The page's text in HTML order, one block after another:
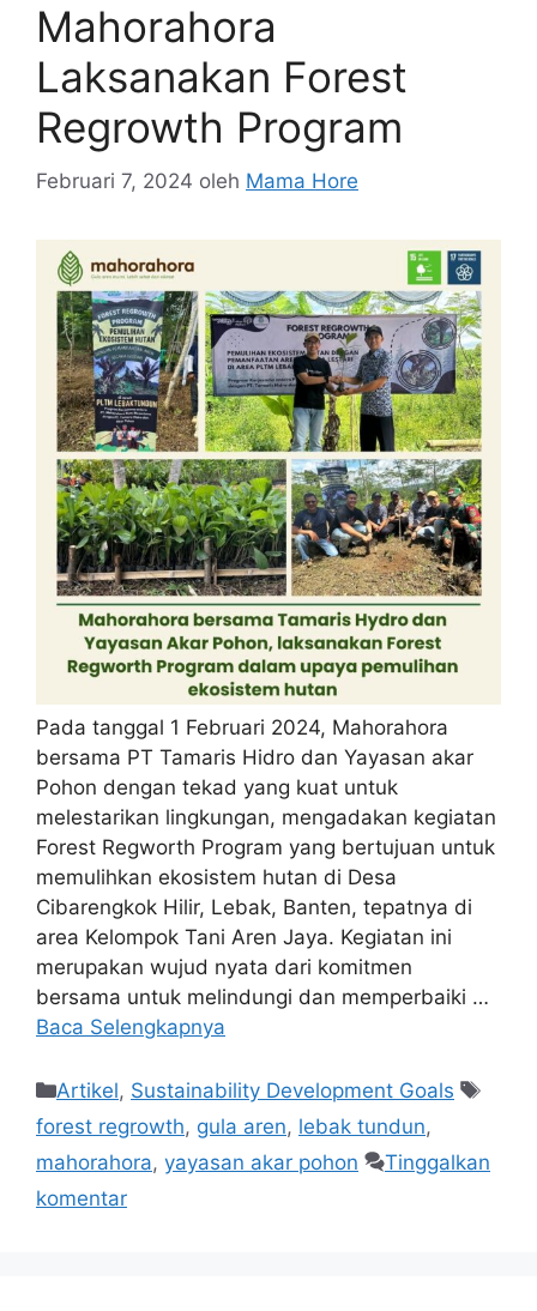
Mahorahora
Laksanakan Forest
Regrowth Program
Februari 7, 2024 oleh Mama Hore
Pada tanggal 1 Februari 2024, Mahorahora
bersama PT Tamaris Hidro dan Yayasan akar
Pohon dengan tekad yang kuat untuk
melestarikan lingkungan, mengadakan kegiatan
Forest Regworth Program yang bertujuan untuk
memulihkan ekosistem hutan di Desa
Cibarengkok Hilir, Lebak, Banten, tepatnya di
area Kelompok Tani Aren Jaya. Kegiatan ini
merupakan wujud nyata dari komitmen
bersama untuk melindungi dan memperbaiki …
Baca Selengkapnya
Artikel, Sustainability Development Goals
forest regrowth, gula aren, lebak tundun,
mahorahora, yayasan akar pohon
Tinggalkan
komentar